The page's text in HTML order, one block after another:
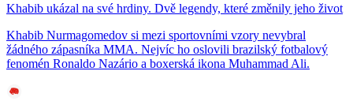
Khabib ukázal na své hrdiny. Dvě legendy, které změnily jeho život
Khabib Nurmagomedov si mezi sportovními vzory nevybral
žádného zápasníka MMA. Nejvíc ho oslovili brazilský fotbalový
fenomén Ronaldo Nazário a boxerská ikona Muhammad Ali.